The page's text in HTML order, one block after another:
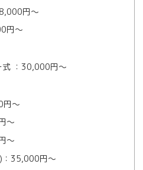
円～
円〜
式 ：30,000円～
円〜
〜
〜
：35,000円〜